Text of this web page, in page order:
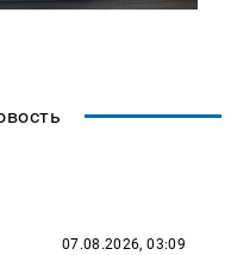
07.08.2026, 03:09